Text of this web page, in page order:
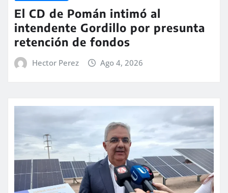
El CD de Pomán intimó al
intendente Gordillo por presunta
retención de fondos
Hector Perez Ago 4, 2026